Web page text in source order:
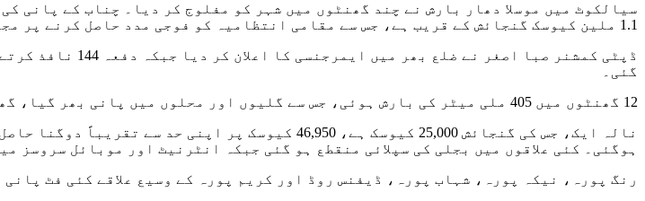
1.1 ملین کیوسک گنجائش کے قریب ہے، جس سے مقامی انتظامیہ کو فوجی مدد حاصل کرنے پر مجبور کیا گیا۔
ڈپٹی کمشنر صبا
گئی۔
12 گھنٹوں میں 405 ملی میٹر کی بارش ہوئی، جس سے گلیوں اور محلوں میں پانی بھر گیا، گھروں، بازاروں اور سرکاری دفاتر میں پانی داخل ہو گیا۔
نالہ ایک، جس کی گنجائش 25,000 کیوسک ہے، 46,950 کیوسک
ہوگئی۔ کئی علاقوں میں بجلی کی سپلائی منقطع ہو گئی جبکہ انٹرنیٹ اور موبائل سروسز
رنگ پورہ، نیکہ پورہ، شہاب پورہ، ڈیفنس روڈ اور کریم پورہ کے وسیع علاقے کئی فٹ پانی